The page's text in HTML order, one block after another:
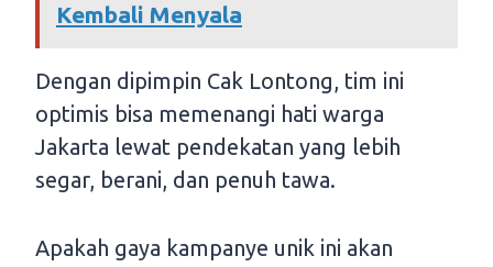
Kembali Menyala
Dengan dipimpin Cak Lontong, tim ini
optimis bisa memenangi hati warga
Jakarta lewat pendekatan yang lebih
segar, berani, dan penuh tawa.
Apakah gaya kampanye unik ini akan